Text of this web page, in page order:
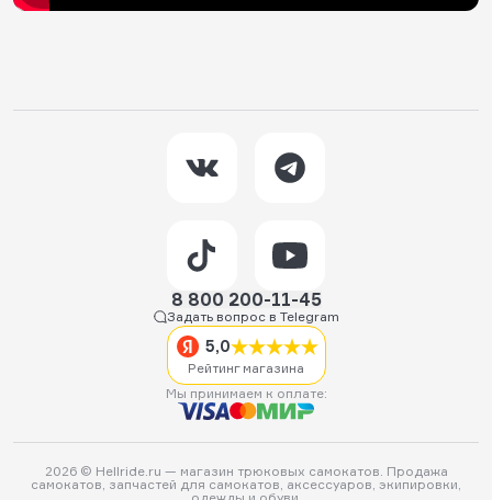
8 800 200-11-45
Задать вопрос в Telegram
5,0
Рейтинг магазина
Мы принимаем к оплате:
2026 © Hellride.ru — магазин трюковых самокатов. Продажа
самокатов, запчастей для самокатов, аксессуаров, экипировки,